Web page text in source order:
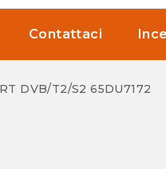
Contattaci
DVB/T2/S2 65DU7172